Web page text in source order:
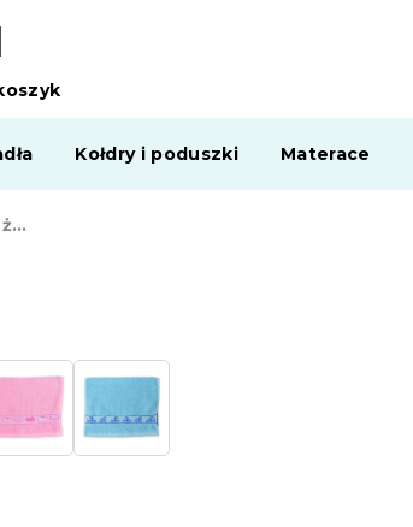
Kołdry i poduszki Materace
Ręcznik dziecięcy KIDS żółty 30x50 cm